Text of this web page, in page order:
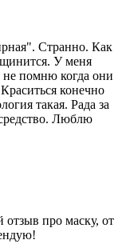
Странно. Как
У меня
не помню когда они
конечно
такая. Рада за
Люблю
про маску, от